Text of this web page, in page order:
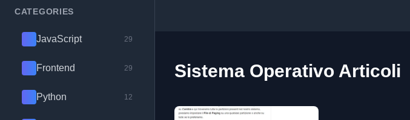
CATEGORIES
JavaScript 29
Frontend 29
Python 12
Sistema Operativo Articoli